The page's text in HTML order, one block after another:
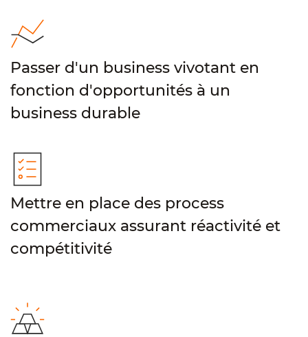
Passer d'un business vivotant en
fonction d'opportunités à un
business durable
Mettre en place des process
commerciaux assurant réactivité et
compétitivité